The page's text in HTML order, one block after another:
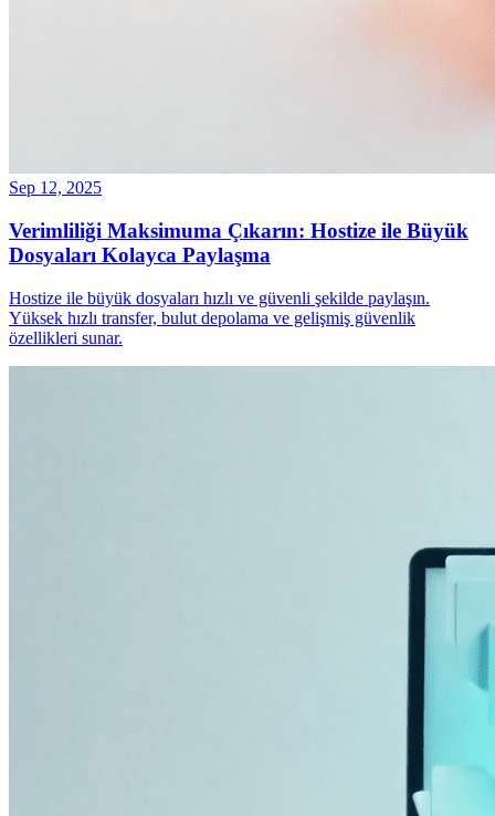
Sep 12, 2025
Verimliliği Maksimuma Çıkarın: Hostize ile Büyük
Dosyaları Kolayca Paylaşma
Hostize ile büyük dosyaları hızlı ve güvenli şekilde paylaşın.
Yüksek hızlı transfer, bulut depolama ve gelişmiş güvenlik
özellikleri sunar.